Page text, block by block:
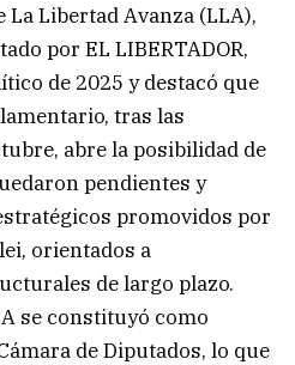
Libertad Avanza (LLA),
por EL LIBERTADOR,
de 2025 y destacó que
tras las
abre la posibilidad de
pendientes y
promovidos por
orientados a
de largo plazo.
se constituyó como
de Diputados, lo que